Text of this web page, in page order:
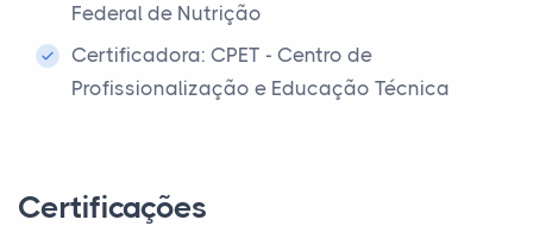
Federal de Nutrição
Certificadora: CPET - Centro de
Profissionalização e Educação Técnica
Certificações